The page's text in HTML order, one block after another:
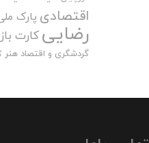
اقتصادی پارک
رضاییکارت
گردشگری و اقتصاد هنر